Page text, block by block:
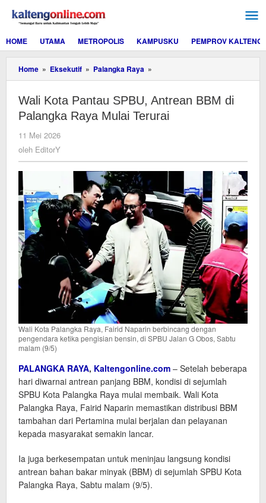
konten
HOME
UTAMA METROPOLIS KAMPUSKU PEMPROV KALTENG
Home » Eksekutif » Palangka Raya »
Kota
SPBU,
Antrean
BBM
Mulai
Terurai
Wali Kota Pantau SPBU, Antrean BBM di
Palangka Raya Mulai Terurai
11 Mei 2026
oleh EditorY
Wali Kota Palangka Raya, Fairid Naparin berbincang dengan
pengendara ketika pengisian bensin, di SPBU Jalan G Obos, Sabtu
malam (9/5)
PALANGKA RAYA, Kaltengonline.com – Setelah beberapa
hari diwarnai antrean panjang BBM, kondisi di sejumlah
SPBU Kota Palangka Raya mulai membaik. Wali Kota
Palangka Raya, Fairid Naparin memastikan distribusi BBM
tambahan dari Pertamina mulai berjalan dan pelayanan
kepada masyarakat semakin lancar.
Ia juga berkesempatan untuk meninjau langsung kondisi
antrean bahan bakar minyak (BBM) di sejumlah SPBU Kota
Palangka Raya, Sabtu malam (9/5).